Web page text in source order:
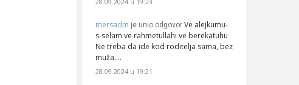
mersadm je unio odgovor Ve alejkumu-
s-selam ve rahmetullahi ve berekatuhu
Ne treba da ide kod roditelja sama, bez
muža.…
28.09.2024 u 19:21